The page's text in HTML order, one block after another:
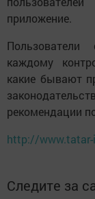
приложение.
каждому
какие бывают
рекомендации
http://
Следите за